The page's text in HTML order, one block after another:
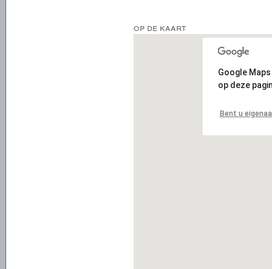
op de kaart
Google
op deze
Bent u